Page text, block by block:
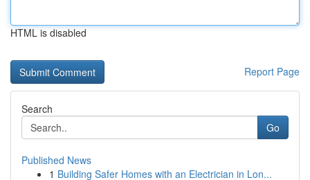
HTML is disabled
Report Page
Search
Go
Published News
1 Building Safer Homes with an Electrician in Lon...